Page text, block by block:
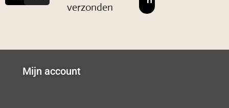
verzonden
Mijn account